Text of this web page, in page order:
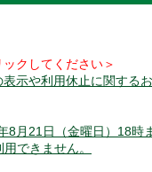
クしてください＞
示や利用休止に関する
8月21日（金曜日）18時
できません。